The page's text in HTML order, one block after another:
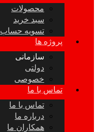
محصولات
سبد خرید
تسویه حساب
پروژه ها
سازمانی
دولتی
خصوصی
تماس با ما
تماس با ما
درباره ما
همکاران ما